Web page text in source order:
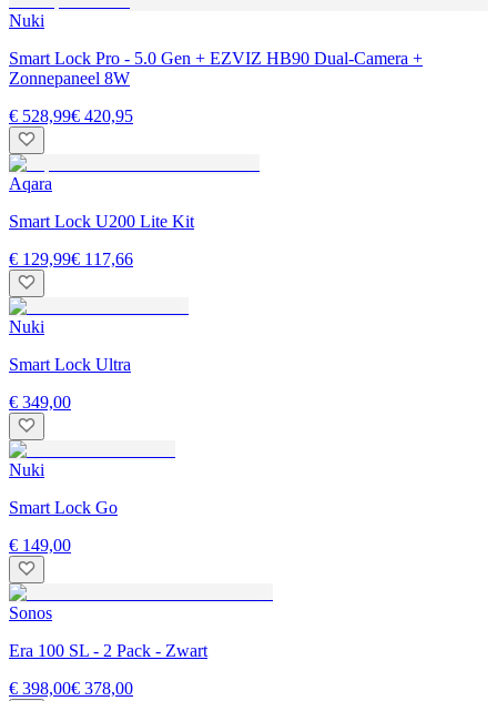
Nuki
Smart Lock Pro - 5.0 Gen + EZVIZ HB90 Dual-Camera +
Zonnepaneel 8W
€ 528,99€ 420,95
Aqara
Smart Lock U200 Lite Kit
€ 129,99€ 117,66
Nuki
Smart Lock Ultra
€ 349,00
Nuki
Smart Lock Go
€ 149,00
Sonos
Era 100 SL - 2 Pack - Zwart
€ 398,00€ 378,00